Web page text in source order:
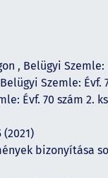
, Belügyi Szemle:
Belügyi Szemle: Évf.
Évf. 70 szám 2.
bizonyítása